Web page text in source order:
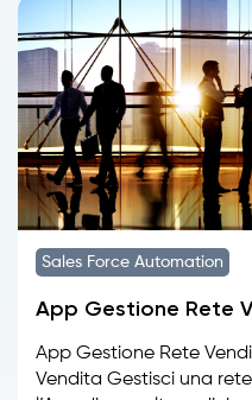
Sales Force Automation
App Gestione Rete
App Gestione Rete
Vendita Gestisci una